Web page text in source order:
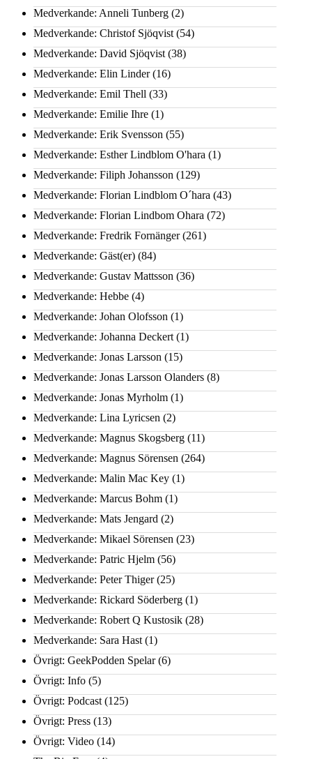
Medverkande: Anneli Tunberg (2)
Medverkande: Christof Sjöqvist (54)
Medverkande: David Sjöqvist (38)
Medverkande: Elin Linder(16)
Medverkande: Emil Thell (33)
Medverkande: Emilie Ihre (1)
Medverkande: Erik Svensson (55)
Medverkande: Esther Lindblom O'hara (1)
Medverkande: Filiph Johansson (129)
Medverkande: Florian Lindblom O´hara (43)
Medverkande: Florian Lindbom Ohara (72)
Medverkande: Fredrik Fornänger(261)
Medverkande: Gäst(er) (84)
Medverkande: Gustav Mattsson (36)
Medverkande: Hebbe (4)
Medverkande: Johan Olofsson (1)
Medverkande: Johanna Deckert (1)
Medverkande: Jonas Larsson (15)
Medverkande: Jonas Larsson Olanders (8)
Medverkande: Jonas Myrholm (1)
Medverkande: Lina Lyricsen (2)
Medverkande: Magnus Skogsberg (11)
Medverkande: Magnus Sörensen (264)
Medverkande: Malin Mac Key (1)
Medverkande: Marcus Bohm (1)
Medverkande: Mats Jengard (2)
Medverkande: Mikael Sörensen (23)
Medverkande: Patric Hjelm (56)
Medverkande: Peter Thiger(25)
Medverkande: Rickard Söderberg (1)
Medverkande: Robert Q Kustosik (28)
Medverkande: Sara Hast (1)
Övrigt: GeekPodden Spelar(6)
Övrigt: Info (5)
Övrigt: Podcast (125)
Övrigt: Press (13)
Övrigt: Video (14)